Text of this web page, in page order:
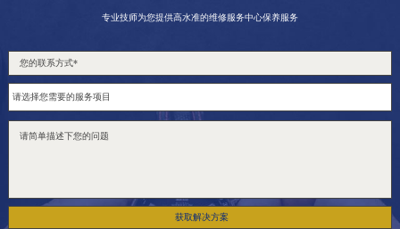
专业技师为您提供高水准的维修服务中心保养服务
获取解决方案